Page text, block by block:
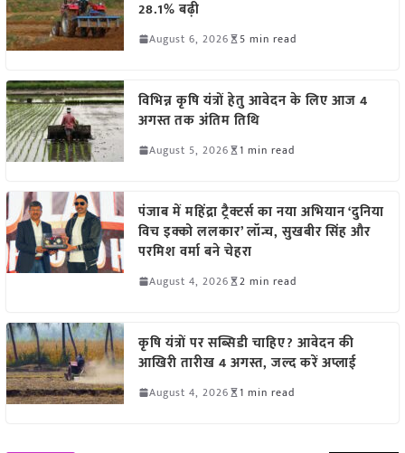
28.1% बढ़ी
August 6, 2026 5 min read
विभिन्न कृषि यंत्रों हेतु आवेदन के लिए आज 4
अगस्त तक अंतिम तिथि
August 5, 2026 1 min read
पंजाब में महिंद्रा ट्रैक्टर्स का नया अभियान ‘दुनिया
विच इक्को ललकार’ लॉन्च, सुखबीर सिंह और
परमिश वर्मा बने चेहरा
August 4, 2026 2 min read
कृषि यंत्रों पर सब्सिडी चाहिए? आवेदन की
आखिरी तारीख 4 अगस्त, जल्द करें अप्लाई
August 4, 2026 1 min read